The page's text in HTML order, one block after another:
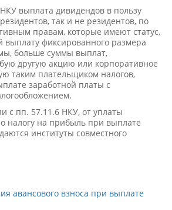
выплата дивидендов в пользу
так и не резидентов, по
правам, которые имеют статус,
фиксированного размера
больше суммы выплат,
другую акцию или корпоративное
таким плательщиком налогов,
заработной платы с
с пп. 57.1 1 .6 НКУ, от уплаты
налогу на прибыль при выплате
институты совместного
авансового взноса при выплате